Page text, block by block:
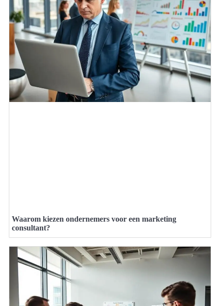
Waarom kiezen ondernemers voor een marketing
consultant?